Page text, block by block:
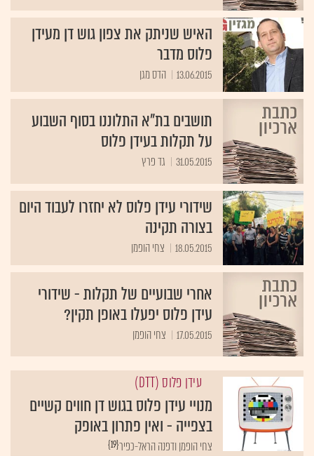
האיש שניתק את צפון גוש דן מעידן
פלוס מדבר
13.06.2015 הדס מגן
תושבים בת"א התלוננו בסוף השבוע
על תקלות בעידן פלוס
31.05.2015 גד פרץ
שידורי עידן פלוס לא יחזרו לעבוד היום
בצורה תקינה
18.05.2015 צחי הופמן
אחרי שבועיים של תקלות - שידורי
עידן פלוס יפעלו באופן תקין?
17.05.2015 צחי הופמן
עידן פלוס (DTT)
מנויי עידן פלוס בגוש דן חווים קשיים
בצפייה - ואין פתרון באופק
{19}צחי הופמן ודפנה הראל-כפיר